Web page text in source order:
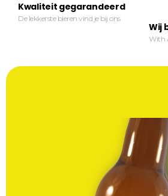
Kwaliteit gegarandeerd
De lekkerste bieren vind je bij ons
Wij
With